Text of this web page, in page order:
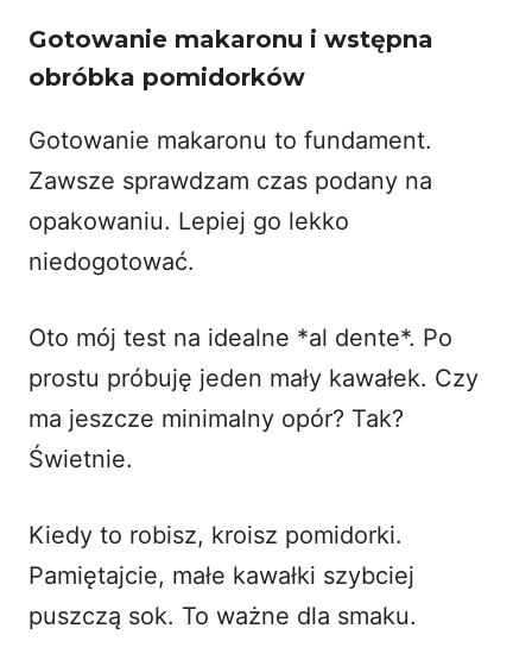
Gotowanie makaronu i wstępna
obróbka pomidorków
Gotowanie makaronu to fundament.
Zawsze sprawdzam czas podany na
opakowaniu. Lepiej go lekko
niedogotować.
Oto mój test na idealne *al dente*. Po
prostu próbuję jeden mały kawałek. Czy
ma jeszcze minimalny opór? Tak?
Świetnie.
Kiedy to robisz, kroisz pomidorki.
Pamiętajcie, małe kawałki szybciej
puszczą sok. To ważne dla smaku.